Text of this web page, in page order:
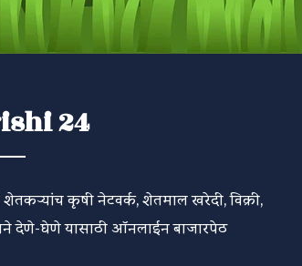
24
कृषी नेटवर्क, शेतमाल खरेदी, विक्री,
देणे-घेणे यासाठी ऑनलाईन बाजारपेठ